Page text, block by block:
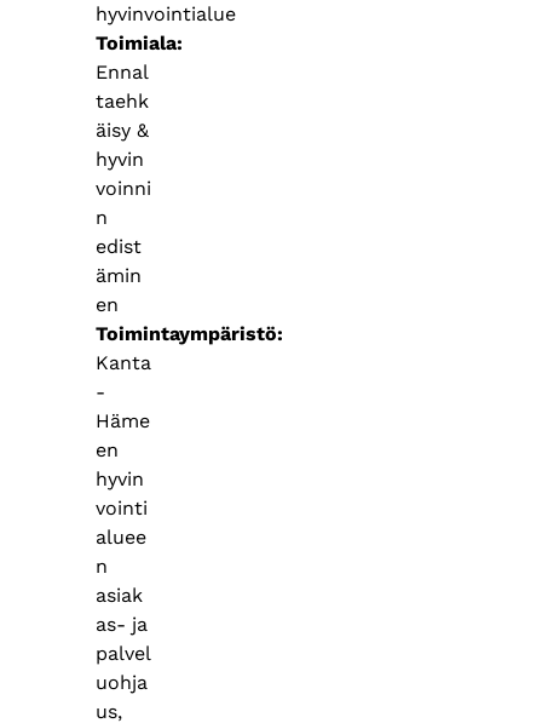
hyvinvointialue
Toimiala
Ennal
taehk
äisy &
hyvin
voinni
n
edist
ämin
en
Toimintaympäristö
Kanta
-
Häme
en
hyvin
vointi
aluee
n
asiak
as- ja
palvel
uohja
us,